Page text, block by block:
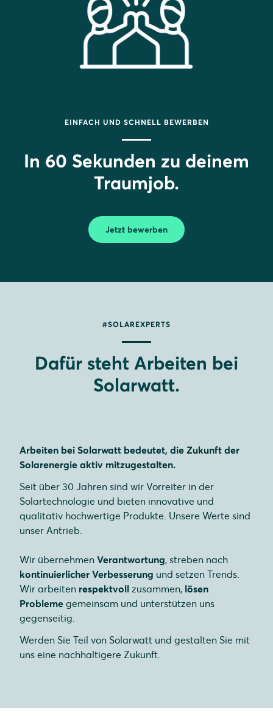
EINFACH UND SCHNELL BEWERBEN
In 60 Sekunden zu deinem
Traumjob.
Jetzt bewerben
#SOLAREXPERTS
Dafür steht Arbeiten bei
Solarwatt.
Arbeiten bei Solarwatt bedeutet, die Zukunft der
Solarenergie aktiv mitzugestalten.
Seit über 30 Jahren sind wir Vorreiter in der
Solartechnologie und bieten innovative und
qualitativ hochwertige Produkte. Unsere Werte sind
unser Antrieb.
Wir übernehmen Verantwortung, streben nach
kontinuierlicher Verbesserung und setzen Trends.
Wir arbeiten respektvoll zusammen, lösen
Probleme gemeinsam und unterstützen uns
gegenseitig.
Werden Sie Teil von Solarwatt und gestalten Sie mit
uns eine nachhaltigere Zukunft.